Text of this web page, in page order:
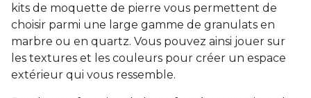
kits de moquette de pierre vous permettent de
choisir parmi une large gamme de granulats en
marbre ou en quartz. Vous pouvez ainsi jouer sur
les textures et les couleurs pour créer un espace
extérieur qui vous ressemble.